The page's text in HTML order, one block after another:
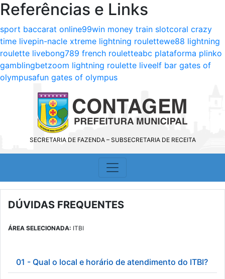
Referências e Links
sport baccarat online99win money train slotcoral crazy
time livepin-nacle xtreme lightning roulettewe88 lightning
roulette livebong789 french rouletteabc plataforma plinko
gamblingbetzoom lightning roulette liveelf bar gates of
olympusafun gates of olympus
SECRETARIA DE FAZENDA – SUBSECRETARIA DE RECEITA
DÚVIDAS FREQUENTES
ÁREA SELECIONADA: ITBI
01 - Qual o local e horário de atendimento do ITBI?